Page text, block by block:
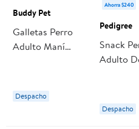
Buddy Pet
Galletas Perro
Adulto Maní
Buddy Pet
Despacho
Ahorra $240
Pedigree
Snack
Adulto
Pedigree
Despacho